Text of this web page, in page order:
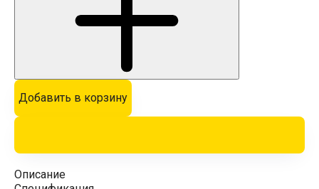
Добавить в корзину
Описание